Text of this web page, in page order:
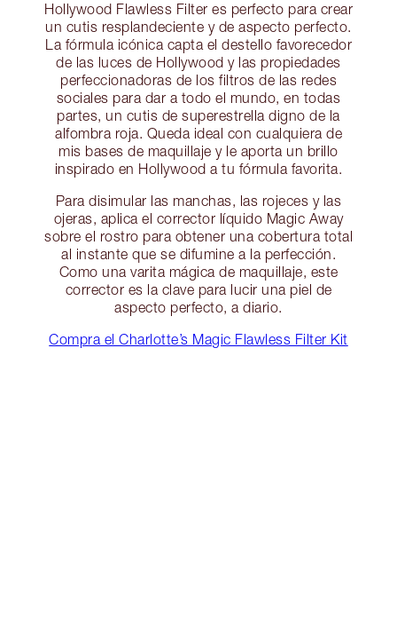
Hollywood Flawless Filter es perfecto para crear
un cutis resplandeciente y de aspecto perfecto.
La fórmula icónica capta el destello favorecedor
de las luces de Hollywood y las propiedades
perfeccionadoras de los filtros de las redes
sociales para dar a todo el mundo, en todas
partes, un cutis de superestrella digno de la
alfombra roja. Queda ideal con cualquiera de
mis bases de maquillaje y le aporta un brillo
inspirado en Hollywood a tu fórmula favorita.
Para disimular las manchas, las rojeces y las
ojeras, aplica el corrector líquido Magic Away
sobre el rostro para obtener una cobertura total
al instante que se difumine a la perfección.
Como una varita mágica de maquillaje, este
corrector es la clave para lucir una piel de
aspecto perfecto, a diario.
Compra el Charlotte’s Magic Flawless Filter Kit